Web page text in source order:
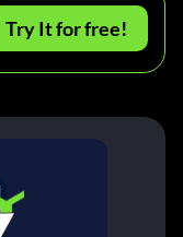
Try It for free!